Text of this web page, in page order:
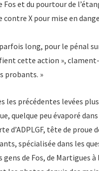
Fos et du pourtour de
X pour mise en
long, pour le pénal
cette action »,
probants. »
les précédentes levées
quelque peu évaporé
d’ADPLGF, tête de
spécialisée dans les
de Fos, de Martigues